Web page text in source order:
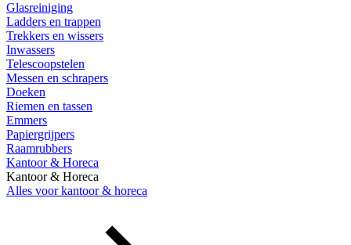
Glasreiniging
Ladders en trappen
Trekkers en wissers
Inwassers
Telescoopstelen
Messen en schrapers
Doeken
Riemen en tassen
Emmers
Papiergrijpers
Raamrubbers
Kantoor & Horeca
Kantoor & Horeca
Alles voor kantoor & horeca